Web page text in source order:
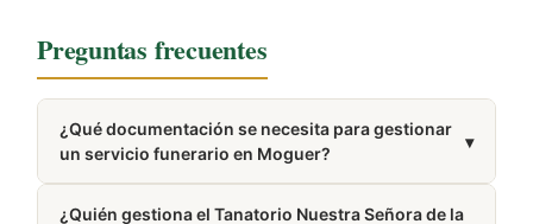
Preguntas frecuentes
¿Qué documentación se necesita para gestionar
un servicio funerario en Moguer?
▾
¿Quién gestiona el Tanatorio Nuestra Señora de la